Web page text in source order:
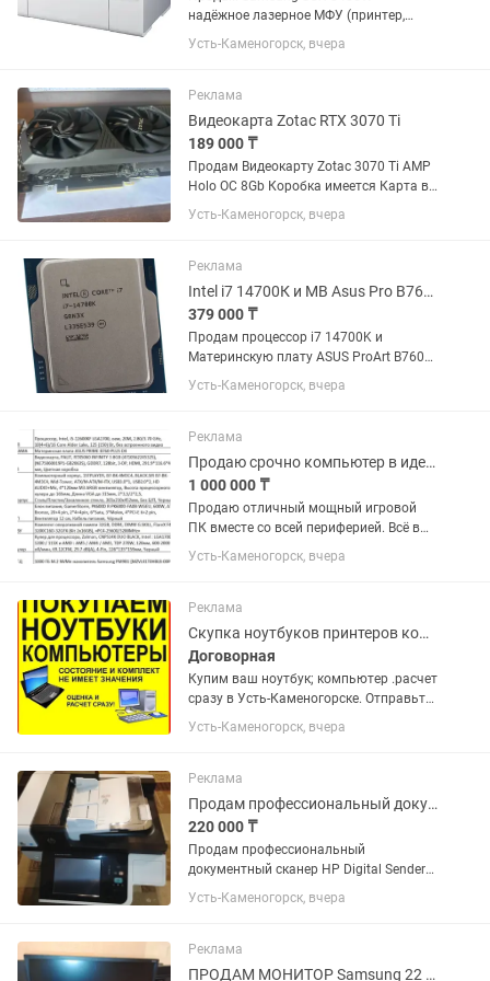
надёжное лазерное МФУ (принтер,
сканер, копир) с поддержкой Wi-Fi.
Принтер полностью исправен, в
Использовался дома, бережная
эксплуатация....
Усть-Каменогорск, вчера
Реклама
Видеокарта Zotac RTX 3070 Ti
189 000 ₸
Продам Видеокарту Zotac 3070 Ti AMP
Holo OC 8Gb Коробка имеется Карта в
отличном состоянии Карту можно
проверить, прогнать на тестах или
НЕ ПРЕДЛАГАТЬ!!!
Усть-Каменогорск, вчера
Реклама
Intel i7 14700К и MB Asus Pro B760 и DDR4 32Gb 4000
379 000 ₸
Продам процессор i7 14700K и
Материнскую плату ASUS ProArt B760
D4 под DDR4 модули Все прекрасно
работает. Можно проверить в тестах и
работает. Протестить можно...
Усть-Каменогорск, вчера
Реклама
Продаю срочно компьютер в идеальном состоянии хороший торг
1 000 000 ₸
Продаю отличный мощный игровой
ПК вместе со всей периферией. Всё в
идеальном состоянии, тянет любые
современные игры на ультра-
Усть-Каменогорск, вчера
Реклама
Скупка ноутбуков принтеров компьютеров прием утилизация в Усть-Каменогорске
Договорная
Купим ваш ноутбук; компьютер .расчет
сразу в Усть-Каменогорске. Отправьте
фото p. (Выкуп)
Усть-Каменогорск, вчера
Реклама
Продам профессиональный документный сканер HP Digital Sender Flow 8500 fn1
220 000 ₸
Продам профессиональный
документный сканер HP Digital Sender
Flow 8500 fn1, высокоскоростной
сетевой документный сканер HP Digital
исправный, проверен в работе....
Усть-Каменогорск, вчера
Реклама
ПРОДАМ МОНИТОР Samsung 22 S22E450BW